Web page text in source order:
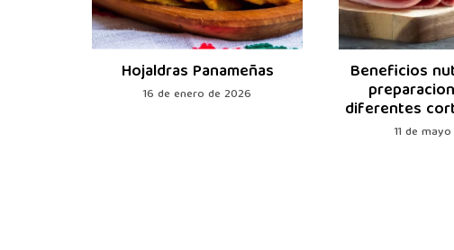
Hojaldras Panameñas
16 de enero de 2026
Beneficios
diferentes
11 de